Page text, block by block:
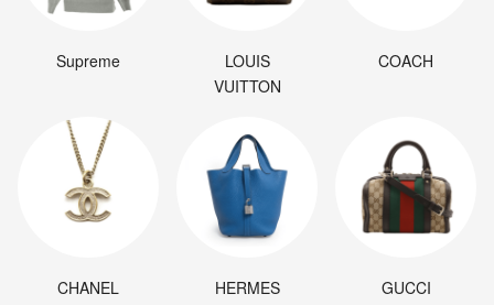
Supreme
LOUIS
VUITTON
COACH
CHANEL HERMES GUCCI